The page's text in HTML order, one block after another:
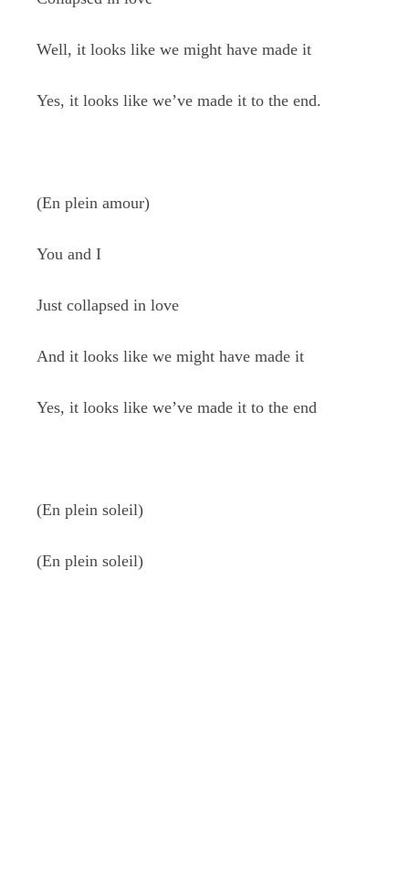
Well, it looks like we might have made it
Yes, it looks like we’ve made it to the end.
(En plein amour)
You and I
Just collapsed in love
And it looks like we might have made it
Yes, it looks like we’ve made it to the end
(En plein soleil)
(En plein soleil)